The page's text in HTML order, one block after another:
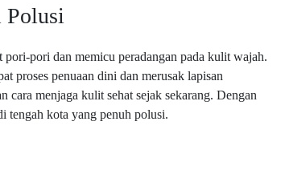
Polusi
pori dan memicu peradangan pada kulit wajah.
proses penuaan dini dan merusak lapisan
menjaga kulit sehat sejak sekarang. Dengan
tengah kota yang penuh polusi.